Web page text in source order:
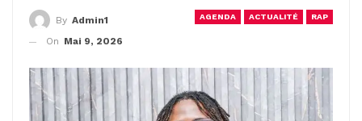
AGENDA ACTUALITÉ RAP
By Admin1
On Mai 9, 2026